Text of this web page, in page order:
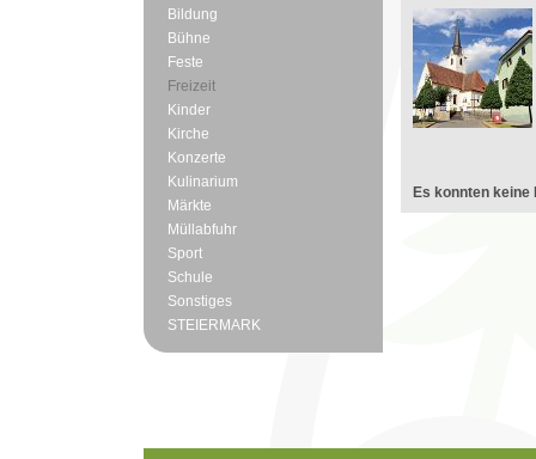
Bildung
Bühne
Feste
Freizeit
Kinder
Kirche
Konzerte
Kulinarium
Märkte
Müllabfuhr
Sport
Schule
Sonstiges
STEIERMARK
Es konnten keine